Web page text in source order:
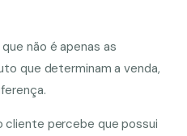
não é apenas as
que determinam a venda,
cliente percebe que possui